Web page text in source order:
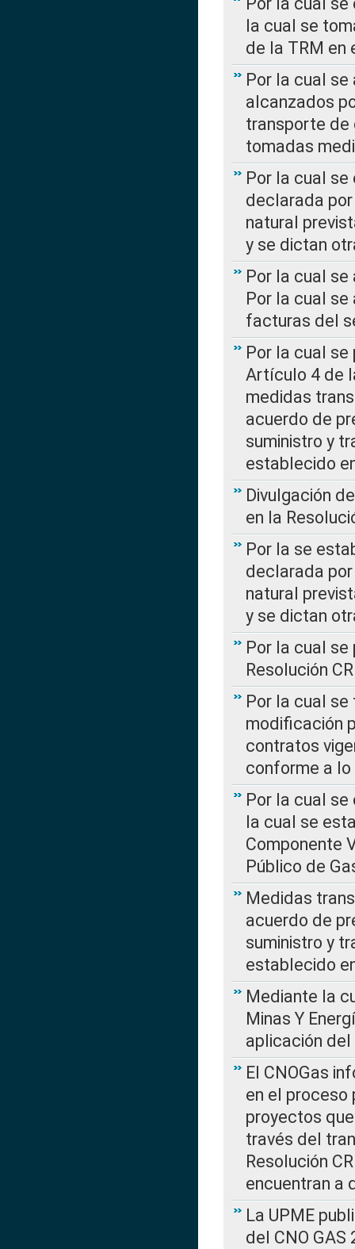
la cual se
de la TRM en
Por la cual
alcanzados
transporte de
tomadas
Por la cual
declarada
natural
y se dictan
Por la cual se
Por la cual
facturas del
Por la cual
Artículo 4 de
medidas
acuerdo de
suministro y
establecido
Divulgación
en la
Por la se
declarada
natural
y se dictan
Por la cual
Resolución
Por la cual
modificación
contratos
conforme a lo
Por la cual se
la cual se
Componente
Público de
Medidas
acuerdo de
suministro y
establecido
Mediante la
Minas Y
aplicación
El CNOGas
en el proceso
proyectos
través del
Resolución
encuentran a
La UPME
del CNO